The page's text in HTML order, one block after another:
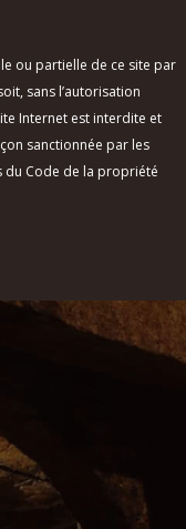
o
n
s
h
e
r
ou partielle de ce site par
sans l’autorisation
Internet est interdite et
sanctionnée par les
du Code de la propriété